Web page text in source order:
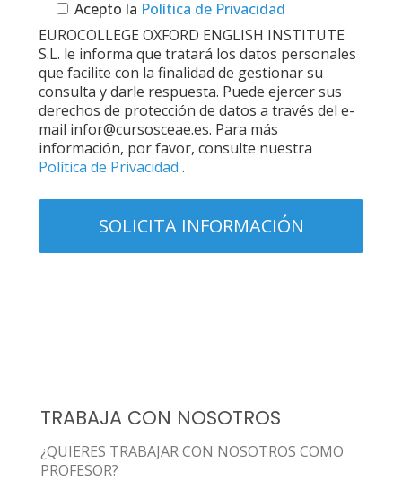
Acepto la Política de Privacidad
EUROCOLLEGE OXFORD ENGLISH INSTITUTE
S.L. le informa que tratará los datos personales
que facilite con la finalidad de gestionar su
consulta y darle respuesta. Puede ejercer sus
derechos de protección de datos a través del e-
mail infor@cursosceae.es. Para más
información, por favor, consulte nuestra
Política de Privacidad .
TRABAJA CON NOSOTROS
¿QUIERES TRABAJAR CON NOSOTROS COMO
PROFESOR?